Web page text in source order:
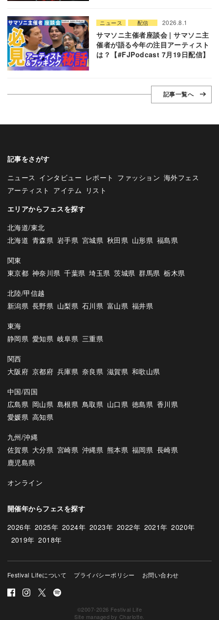
ニュース 配信 2026.8.1
サマソニ主催者座談会 | サマソニ主
催者が語る今年の注目アーティスト
は？【#FJPodcast 7月19日配信】
記事一覧へ
記事をさがす
ニュース インタビュー レポート ファッション 海外フェス
アーティスト アイテム リスト
エリアからフェスを探す
北海道/東北
北海道 青森県 岩手県 宮城県 秋田県 山形県 福島県
関東
東京都 神奈川県 千葉県 埼玉県 茨城県 群馬県 栃木県
北陸/甲信越
新潟県 長野県 山梨県 石川県 富山県 福井県
東海
静岡県 愛知県 岐阜県 三重県
関西
大阪府 京都府 兵庫県 奈良県 滋賀県 和歌山県
中国/四国
広島県 岡山県 島根県 鳥取県 山口県 徳島県 香川県
愛媛県 高知県
九州/沖縄
佐賀県 大分県 宮崎県 沖縄県 熊本県 福岡県 長崎県
鹿児島県
オンライン
開催年からフェスを探す
2026年 2025年 2024年 2023年 2022年 2021年 2020年
2019年 2018年
Festival Lifeについて プライバシーポリシー お問い合わせ
©2007-2026 Festival Life
Site managed by Charlotte